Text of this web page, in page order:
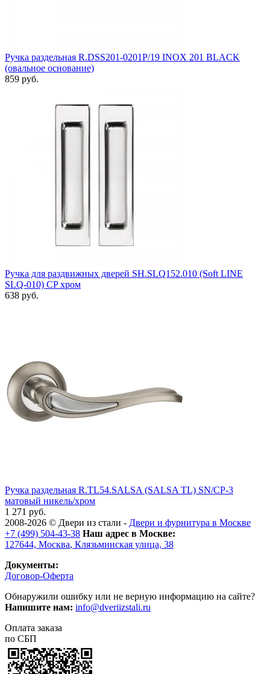
Ручка раздельная R.DSS201-0201P/19 INOX 201 BLACK
(овальное основание)
859 руб.
Ручка для раздвижных дверей SH.SLQ152.010 (Soft LINE
SLQ-010) CP хром
638 руб.
Ручка раздельная R.TL54.SALSA (SALSA TL) SN/CP-3
матовый никель/хром
1 271 руб.
2008-2026 © Двери из стали - Двери и фурнитура в Москве
+7 (499) 504-43-38 Наш адрес в Москве:
127644, Москва, Клязьминская улица, 38
Документы:
Договор-Оферта
Обнаружили ошибку или не верную информацию на сайте?
Напишите нам: info@dveriizstali.ru
Оплата заказа
по СБП